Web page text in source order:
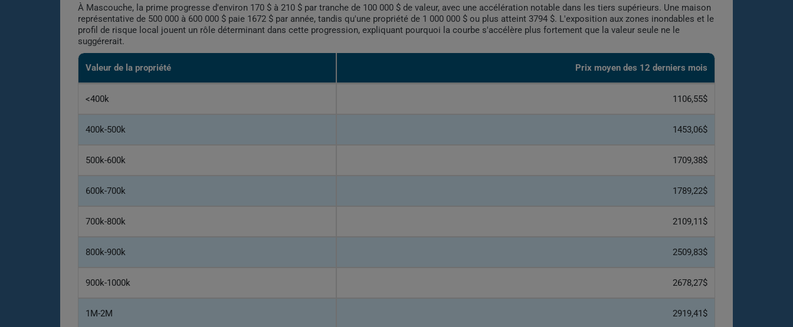
À Mascouche, la prime progresse d'environ 170 $ à 210 $ par tranche de 100 000 $ de valeur, avec une accélération notable dans les tiers supérieurs. Une maison
représentative de 500 000 à 600 000 $ paie 1672 $ par année, tandis qu'une propriété de 1 000 000 $ ou plus atteint 3794 $. L'exposition aux zones inondables et le
profil de risque local jouent un rôle déterminant dans cette progression, expliquant pourquoi la courbe s'accélère plus fortement que la valeur seule ne le
suggérerait.
Valeur de la propriété Prix moyen des 12 derniers mois
<400k 1106,55$
400k-500k 1453,06$
500k-600k 1709,38$
600k-700k 1789,22$
700k-800k 2109,11$
800k-900k 2509,83$
900k-1000k 2678,27$
1M-2M 2919,41$